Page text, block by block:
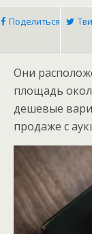
Поделиться
Они
площадь
дешевые
продаже с